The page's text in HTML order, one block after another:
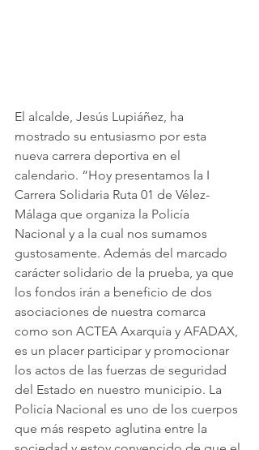
El alcalde, Jesús Lupiáñez, ha
mostrado su entusiasmo por esta
nueva carrera deportiva en el
calendario. “Hoy presentamos la I
Carrera Solidaria Ruta 01 de Vélez-
Málaga que organiza la Policía
Nacional y a la cual nos sumamos
gustosamente. Además del marcado
carácter solidario de la prueba, ya que
los fondos irán a beneficio de dos
asociaciones de nuestra comarca
como son ACTEA Axarquía y AFADAX,
es un placer participar y promocionar
los actos de las fuerzas de seguridad
del Estado en nuestro municipio. La
Policía Nacional es uno de los cuerpos
que más respeto aglutina entre la